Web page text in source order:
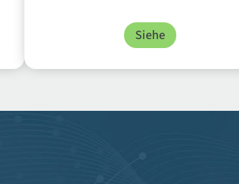
Siehe